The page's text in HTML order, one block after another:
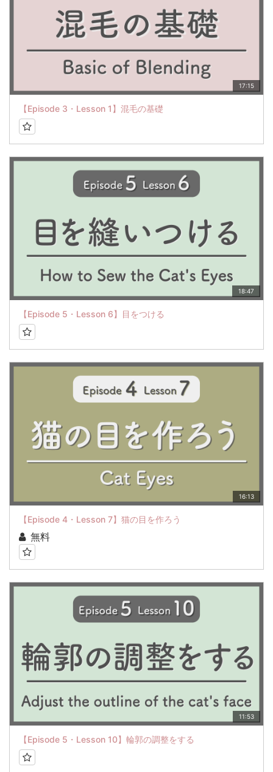
17:15
【Episode 3・Lesson 1】混毛の基礎
18:47
【Episode 5・Lesson 6】目をつける
16:13
【Episode 4・Lesson 7】猫の目を作ろう
無料
11:53
【Episode 5・Lesson 10】輪郭の調整をする